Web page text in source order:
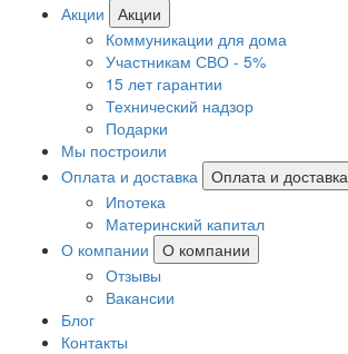
Акции
Акции
Коммуникации для дома
Участникам СВО - 5%
15 лет гарантии
Технический надзор
Подарки
Мы построили
Оплата и доставка
Оплата и доставка
Ипотека
Материнский капитал
О компании
О компании
Отзывы
Вакансии
Блог
Контакты